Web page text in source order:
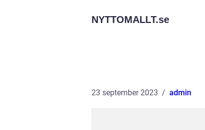
NYTTOMALLT.se
23 september 2023 admin